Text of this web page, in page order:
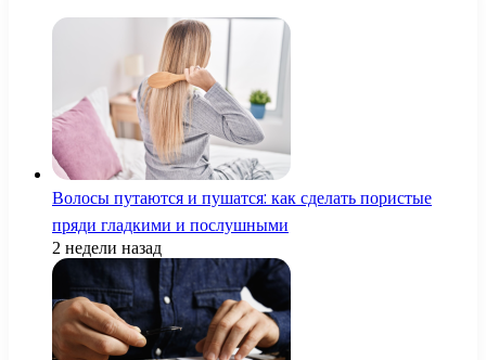
Волосы путаются и пушатся: как сделать пористые
пряди гладкими и послушными
2 недели назад